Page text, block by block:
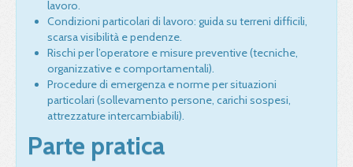
lavoro.
Condizioni particolari di lavoro: guida su terreni difficili,
scarsa visibilità e pendenze.
Rischi per l’operatore e misure preventive (tecniche,
organizzative e comportamentali).
Procedure di emergenza e norme per situazioni
particolari (sollevamento persone, carichi sospesi,
attrezzature intercambiabili).
Parte pratica